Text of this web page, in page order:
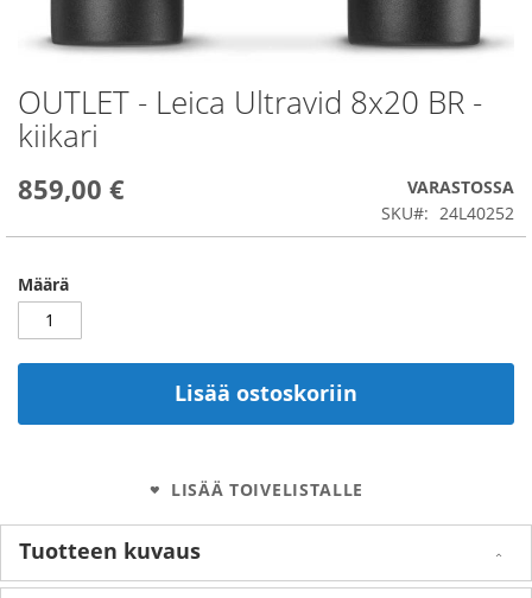
OUTLET - Leica Ultravid 8x20 BR -
kiikari
859,00 €
VARASTOSSA
SKU
24L40252
Määrä
Lisää ostoskoriin
LISÄÄ TOIVELISTALLE
Skip
to
the
of
Tuotteen kuvaus